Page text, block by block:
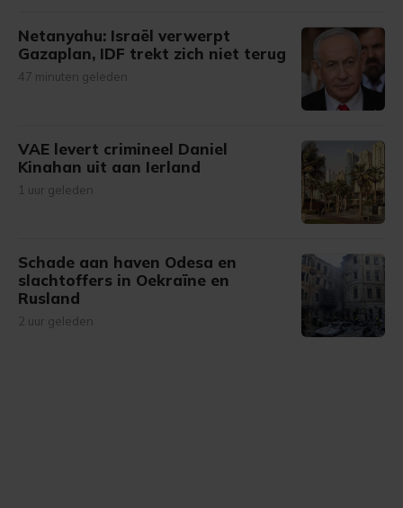
Netanyahu: Israël verwerpt
Gazaplan, IDF trekt zich niet terug
47 minuten geleden
VAE levert crimineel Daniel
Kinahan uit aan Ierland
1 uur geleden
Schade aan haven Odesa en
slachtoffers in Oekraïne en
Rusland
2 uur geleden